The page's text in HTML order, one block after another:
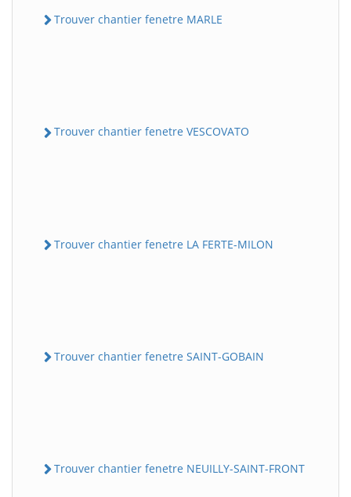
Trouver chantier fenetre MARLE
Trouver chantier fenetre VESCOVATO
Trouver chantier fenetre LA FERTE-MILON
Trouver chantier fenetre SAINT-GOBAIN
Trouver chantier fenetre NEUILLY-SAINT-FRONT